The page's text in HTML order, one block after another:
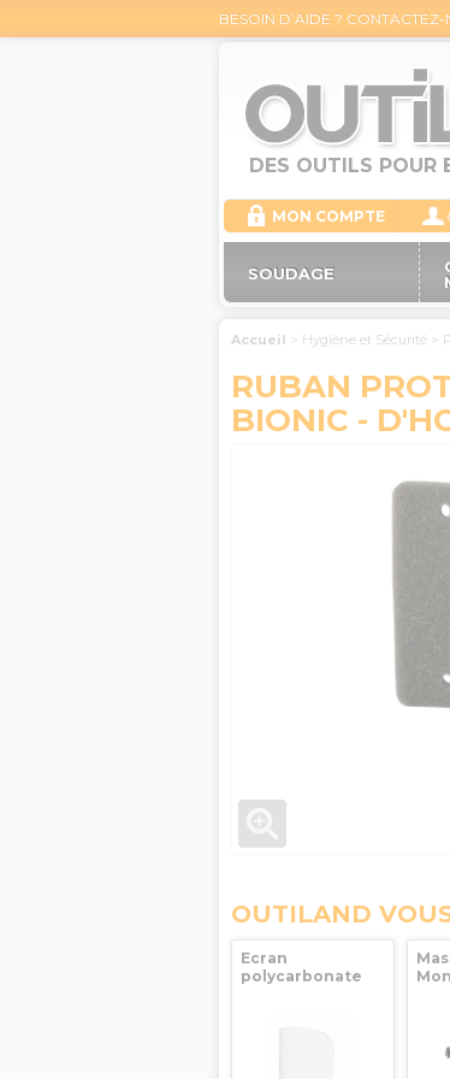
BESOIN D’AIDE ? CONTACTEZ-
DES OUTILS POUR
MON COMPTE
SOUDAGE
Accueil > Hygiène et Sécurité >
RUBAN
BIONIC -
OUTILAND
Ecran
polycarbonate